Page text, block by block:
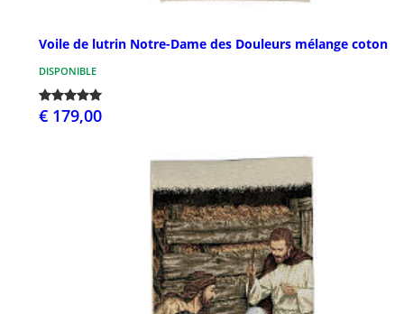
Voile de lutrin Notre-Dame des Douleurs mélange coton
DISPONIBLE
€ 179,00